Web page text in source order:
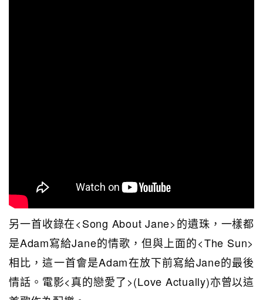
另一首收錄在<Song About Jane>的遺珠，一樣都
是Adam寫給Jane的情歌，但與上面的<The Sun>
相比，這一首會是Adam在放下前寫給Jane的最後
情話。電影<真的戀愛了>(Love Actually)亦曾以這